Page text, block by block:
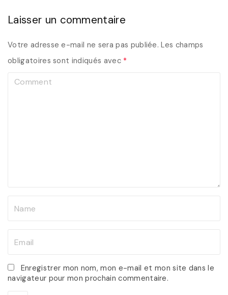
Laisser un commentaire
Votre adresse e-mail ne sera pas publiée. Les champs
obligatoires sont indiqués avec *
*
a
i
Enregistrer mon nom, mon e-mail et mon site dans le
navigateur pour mon prochain commentaire.